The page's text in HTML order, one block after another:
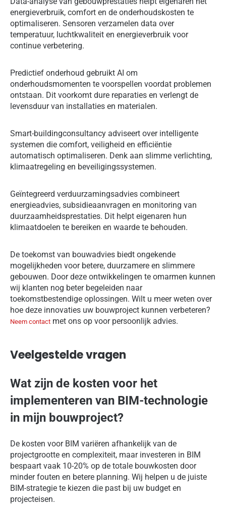
energieverbruik, comfort en de onderhoudskosten te
optimaliseren. Sensoren verzamelen data over
temperatuur, luchtkwaliteit en energieverbruik voor
continue verbetering.
Predictief onderhoud gebruikt AI om
onderhoudsmomenten te voorspellen voordat problemen
ontstaan. Dit voorkomt dure reparaties en verlengt de
levensduur van installaties en materialen.
Smart-buildingconsultancy adviseert over intelligente
systemen die comfort, veiligheid en efficiëntie
automatisch optimaliseren. Denk aan slimme verlichting,
klimaatregeling en beveiligingssystemen.
Geïntegreerd verduurzamingsadvies combineert
energieadvies, subsidieaanvragen en monitoring van
duurzaamheidsprestaties. Dit helpt eigenaren hun
klimaatdoelen te bereiken en waarde te behouden.
De toekomst van bouwadvies biedt ongekende
mogelijkheden voor betere, duurzamere en slimmere
gebouwen. Door deze ontwikkelingen te omarmen kunnen
wij klanten nog beter begeleiden naar
toekomstbestendige oplossingen. Wilt u meer weten over
hoe deze innovaties uw bouwproject kunnen verbeteren?
Neem contact met ons op voor persoonlijk advies.
Veelgestelde vragen
Wat zijn de kosten voor het
implementeren van BIM-technologie
in mijn bouwproject?
De kosten voor BIM variëren afhankelijk van de
projectgrootte en complexiteit, maar investeren in BIM
bespaart vaak 10-20% op de totale bouwkosten door
minder fouten en betere planning. Wij helpen u de juiste
BIM-strategie te kiezen die past bij uw budget en
projecteisen.